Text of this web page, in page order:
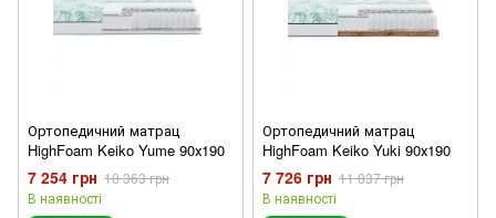
Ортопедичний матрац
HighFoam Keiko Yume 90х190
7 254 грн 10 363 грн
В наявності
Ортопедичний матрац
HighFoam Keiko Yuki 90х190
7 726 грн 11 037 грн
В наявності